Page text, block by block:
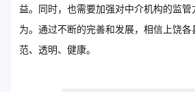
益。同时，也需要加强对中介机构的监
为。通过不断的完善和发展，相信上饶
范、透明、健康。